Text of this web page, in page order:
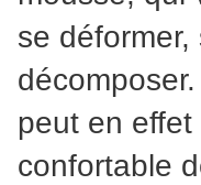
se
peut en
confortable